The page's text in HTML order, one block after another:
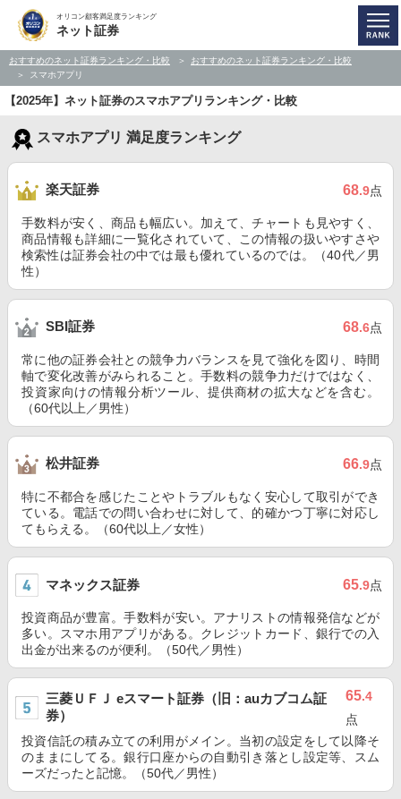
オリコン顧客満足度ランキング
ネット証券
おすすめのネット証券ランキング・比較
おすすめのネット証券ランキング・比較
スマホアプリ
【2025年】ネット証券のスマホアプリランキング・比較
スマホアプリ 満足度ランキング
楽天証券 68.9点
手数料が安く、商品も幅広い。加えて、チャートも見やすく、
商品情報も詳細に一覧化されていて、この情報の扱いやすさや
検索性は証券会社の中では最も優れているのでは。（40代／男
性）
SBI証券 68.6点
常に他の証券会社との競争力バランスを見て強化を図り、時間
軸で変化改善がみられること。手数料の競争力だけではなく、
投資家向けの情報分析ツール、提供商材の拡大などを含む。
（60代以上／男性）
松井証券 66.9点
特に不都合を感じたことやトラブルもなく安心して取引ができ
ている。電話での問い合わせに対して、的確かつ丁寧に対応し
てもらえる。（60代以上／女性）
マネックス証券 65.9点
投資商品が豊富。手数料が安い。アナリストの情報発信などが
多い。スマホ用アプリがある。クレジットカード、銀行での入
出金が出来るのが便利。（50代／男性）
三菱ＵＦＪ eスマート証券（旧：auカブコム証
券）
65.4
点
投資信託の積み立ての利用がメイン。当初の設定をして以降そ
のままにしてる。銀行口座からの自動引き落とし設定等、スム
ーズだったと記憶。（50代／男性）